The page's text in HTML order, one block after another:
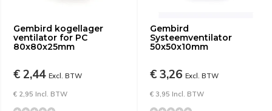
Gembird kogellager
ventilator for PC
80x80x25mm
€ 2,44 Excl. BTW
€ 2,95 Incl. BTW
Gembird
Systeemventilator
50x50x10mm
€ 3,26 Excl. BTW
€ 3,95 Incl. BTW